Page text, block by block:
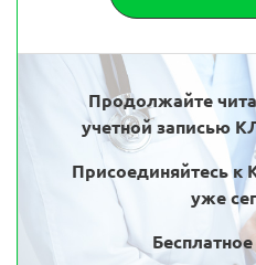
Продолжайте
учетной записью
Присоединяйтесь
уже